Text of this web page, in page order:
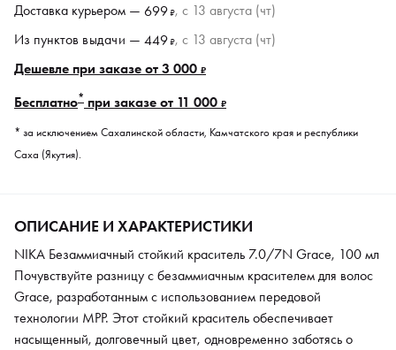
Доставка курьером — 699₽, c 13 августа (чт)
Из пунктов выдачи — 449₽, c 13 августа (чт)
Дешевле при заказе от 3 000 ₽
Бесплатно* при заказе от 11 000 ₽
* за исключением Сахалинской области, Камчатского края и республики
Саха (Якутия).
ОПИСАНИЕ И ХАРАКТЕРИСТИКИ
NIKA Безаммиачный стойкий краситель 7.0/7N Grace, 100 мл
Почувствуйте разницу с безаммиачным красителем для волос
Grace, разработанным с использованием передовой
технологии MPP. Этот стойкий краситель обеспечивает
насыщенный, долговечный цвет, одновременно заботясь о